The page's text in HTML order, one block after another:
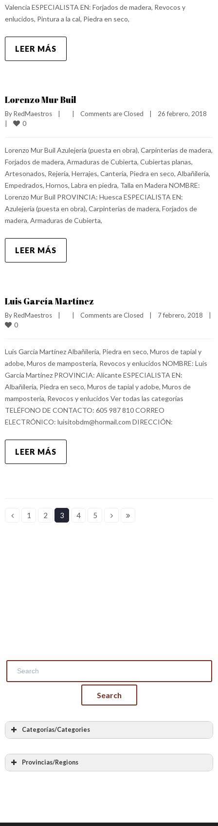
Valencia ESPECIALISTA EN: Forjados de madera, Revocos y
enlucidos, Pintura a la cal, Piedra en seco,
LEER MÁS
Lorenzo Mur Buil
By RedMaestros Comments are Closed
0
Lorenzo Mur Buil Azulejería (puesta en obra), Carpinterías de madera,
Forjados de madera, Armaduras de Cubierta, Cubiertas planas,
Artesonados, Rejería, Herrajes, Cantería, Piedra en seco, Albañilería,
Empedrados, Hornos, Labra en piedra, Talla en Madera NOMBRE:
Lorenzo Mur Buil PROVINCIA: Huesca ESPECIALISTA EN:
Azulejería (puesta en obra), Carpinterías de madera, Forjados de
madera, Armaduras de Cubierta,
LEER MÁS
Luis García Martínez
By RedMaestros Comments are Closed 7 febrero, 2018
0
Luis García Martínez Albañilería, Piedra en seco, Muros de tapial y
adobe, Muros de mampostería, Revocos y enlucidos NOMBRE: Luis
García Martínez PROVINCIA: Alicante ESPECIALISTA EN:
Albañilería, Piedra en seco, Muros de tapial y adobe, Muros de
mampostería, Revocos y enlucidos Ver todas las categorías
TELÉFONO DE CONTACTO: 605 987 810 CORREO
ELECTRÓNICO: luisitobdm@hormail.com DIRECCIÓN:
LEER MÁS
1 2 3 4 5
Categorías/Categories
Albañilería
Cantería
Provincias/Regions